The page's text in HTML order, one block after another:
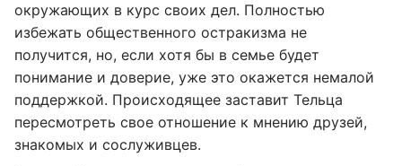
окружающих в курс своих дел. Полностью
избежать общественного остракизма не
получится, но, если хотя бы в семье будет
понимание и доверие, уже это окажется немалой
поддержкой. Происходящее заставит Тельца
пересмотреть свое отношение к мнению друзей,
знакомых и сослуживцев.